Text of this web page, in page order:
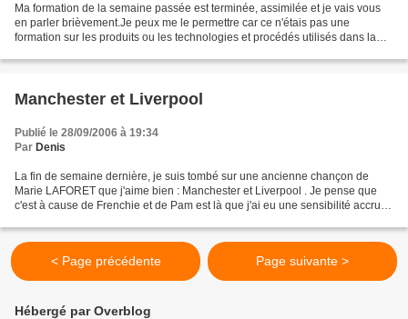
Ma formation de la semaine passée est terminée, assimilée et je vais vous
en parler brièvement.Je peux me le permettre car ce n'étais pas une
formation sur les produits ou les technologies et procédés utilisés dans la
Manchester et Liverpool
Publié le 28/09/2006 à 19:34
Par Denis
La fin de semaine dernière, je suis tombé sur une ancienne chançon de
Marie LAFORET que j'aime bien : Manchester et Liverpool . Je pense que
c'est à cause de Frenchie et de Pam est là que j'ai eu une sensibilité accrue
< Page précédente Page suivante >
Hébergé par Overblog